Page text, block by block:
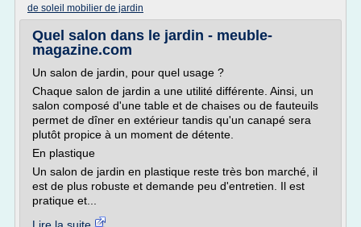
de soleil mobilier de jardin
Quel salon dans le jardin - meuble-
magazine.com
Un salon de jardin, pour quel usage ?
Chaque salon de jardin a une utilité différente. Ainsi, un
salon composé d'une table et de chaises ou de fauteuils
permet de dîner en extérieur tandis qu'un canapé sera
plutôt propice à un moment de détente.
En plastique
Un salon de jardin en plastique reste très bon marché, il
est de plus robuste et demande peu d'entretien. Il est
pratique et...